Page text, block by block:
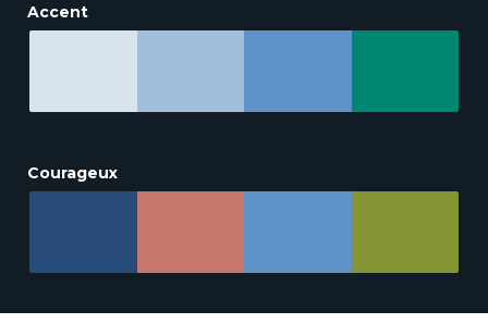
Accent
Courageux